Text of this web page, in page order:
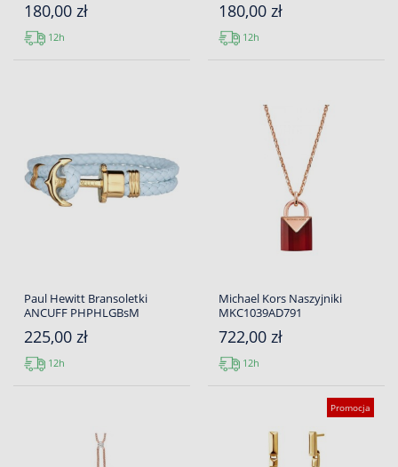
180,00 zł
12h
180,00 zł
12h
Paul Hewitt Bransoletki
ANCUFF PHPHLGBsM
225,00 zł
12h
Michael Kors Naszyjniki
MKC1039AD791
722,00 zł
12h
Promocja